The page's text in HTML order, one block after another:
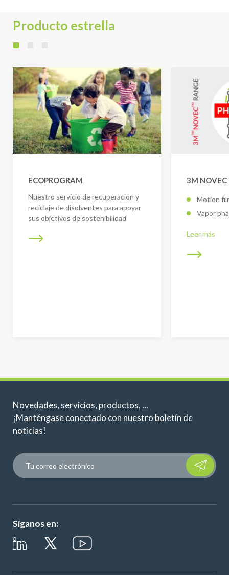
Producto estrella
ECOPROGRAM
Nuestro servicio de recuperación y
reciclaje de disolventes para apoyar
sus objetivos de sostenibilidad
3M
Motion
Vapor
Leer más
Novedades, servicios, productos, ...
¡Manténgase conectado con nuestro boletín de
noticias!
Please
Síganos en: